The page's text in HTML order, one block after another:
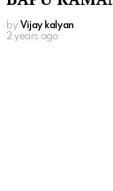
by Vijay kalyan
2 years ago